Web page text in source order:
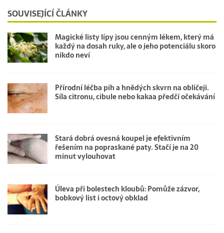
SOUVISEJÍCÍ ČLÁNKY
Magické listy lípy jsou cenným lékem, který má
každý na dosah ruky, ale o jeho potenciálu skoro
nikdo neví
Přírodní léčba pih a hnědých skvrn na obličeji.
Síla citronu, cibule nebo kakaa předčí očekávání
Stará dobrá ovesná koupel je efektivním
řešením na popraskané paty. Stačí je na 20
minut vylouhovat
Úleva při bolestech kloubů: Pomůže zázvor,
bobkový list i octový obklad